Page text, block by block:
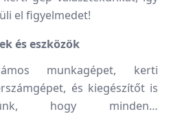
el figyelmedet!
és eszközök
munkagépet, kerti
és kiegészítőt is
hogy mindenki